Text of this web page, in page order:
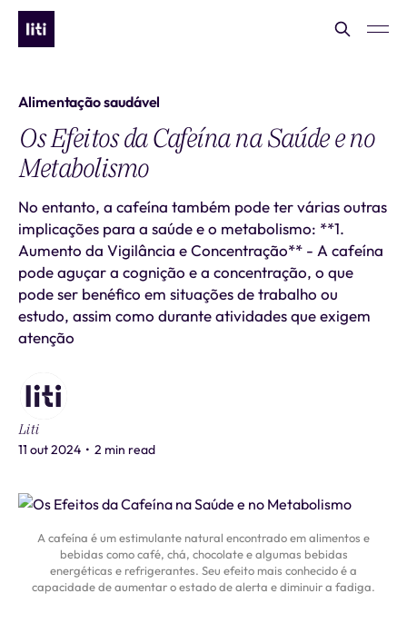
Alimentação saudável
Os Efeitos da Cafeína na Saúde e no
Metabolismo
No entanto, a cafeína também pode ter várias outras
implicações para a saúde e o metabolismo: **1.
Aumento da Vigilância e Concentração** - A cafeína
pode aguçar a cognição e a concentração, o que
pode ser benéfico em situações de trabalho ou
estudo, assim como durante atividades que exigem
atenção
Liti
11 out 2024 • 2 min read
A cafeína é um estimulante natural encontrado em alimentos e
bebidas como café, chá, chocolate e algumas bebidas
energéticas e refrigerantes. Seu efeito mais conhecido é a
capacidade de aumentar o estado de alerta e diminuir a fadiga.